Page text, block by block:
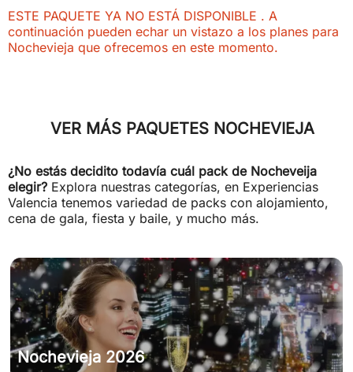
ESTE PAQUETE YA NO ESTÁ DISPONIBLE . A
continuación pueden echar un vistazo a los planes para
Nochevieja que ofrecemos en este momento.
VER MÁS PAQUETES NOCHEVIEJA
¿No estás decidito todavía cuál pack de Nocheveija
elegir?Explora nuestras categorías, en Experiencias
Valencia tenemos variedad de packs con alojamiento,
cena de gala, fiesta y baile, y mucho más.
Nochevieja 2026